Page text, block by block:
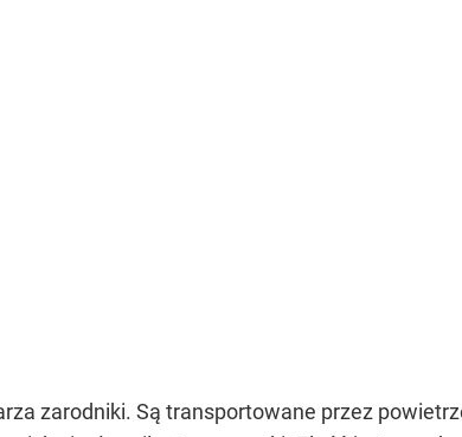
zarodniki. Są transportowane przez